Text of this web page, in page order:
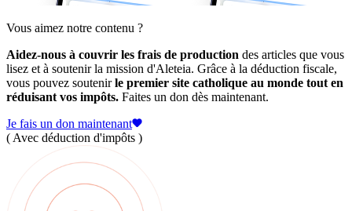
Vous aimez notre contenu ?
Aidez-nous à couvrir les frais de production des articles que vous
lisez et à soutenir la mission d'Aleteia. Grâce à la déduction fiscale,
vous pouvez soutenirle premier site catholique au monde tout en
réduisant vos impôts. Faites un don dès maintenant.
Je fais un don maintenant
( Avec déduction d'impôts )